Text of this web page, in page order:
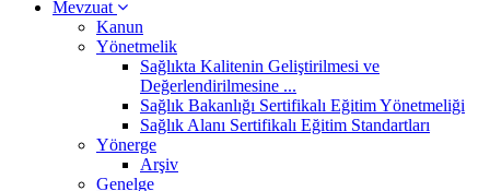
Mevzuat
Kanun
Yönetmelik
Sağlıkta Kalitenin Geliştirilmesi ve
Değerlendirilmesine ...
Sağlık Bakanlığı Sertifikalı Eğitim Yönetmeliği
Sağlık Alanı Sertifikalı Eğitim Standartları
Yönerge
Arşiv
Genelge